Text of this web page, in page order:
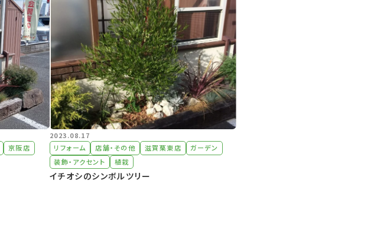
京阪店
2023.08.17
リフォーム
店舗・その他 滋賀栗東店
ガーデン
装飾・アクセント
植栽
イチオシのシンボルツリー